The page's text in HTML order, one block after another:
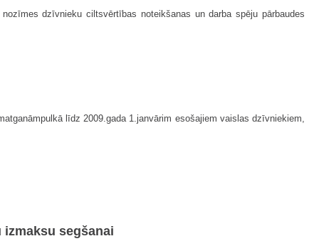
dzīvnieku ciltsvērtības noteikšanas un darba spēju pārbaudes
līdz 2009.gada 1.janvārim esošajiem vaislas dzīvniekiem,
segšanai